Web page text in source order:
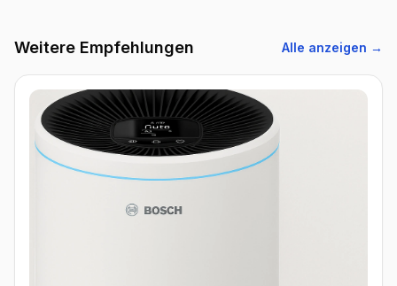
Weitere Empfehlungen Alle anzeigen →